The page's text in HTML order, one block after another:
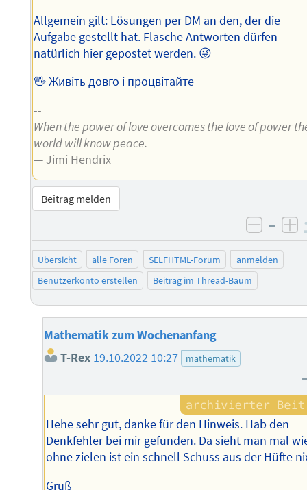
Allgemein gilt: Lösungen per DM an den, der die
Aufgabe gestellt hat. Flasche Antworten dürfen
natürlich hier gepostet werden. 😜
🖖 Живіть довго і процвітайте
--
When the power of love overcomes the love of power
world will know peace.
— Jimi Hendrix
Beitrag melden
–
Übersicht alle Foren SELFHTML-Forum
anmelden
Benutzerkonto erstellen
Beitrag im Thread-Baum
Mathematik zum Wochenanfang
T-Rex 19.10.2022 10:27 mathematik
Hehe sehr gut, danke für den Hinweis. Hab den
Denkfehler bei mir gefunden. Da sieht man mal
ohne zielen ist ein schnell Schuss aus der Hüfte
Gruß